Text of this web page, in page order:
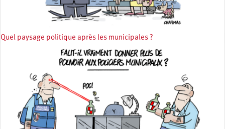
Quel paysage politique après les municipales ?